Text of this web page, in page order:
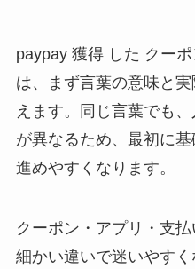
paypay 獲得 した クー
は、まず言葉の意味と
えます。同じ言葉でも
が異なるため、最初に
進めやすくなります。
クーポン・アプリ・支
細かい違いで迷いやす